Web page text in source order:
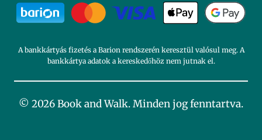
A bankkártyás fizetés a Barion rendszerén keresztül valósul meg. A
bankkártya adatok a kereskedőhöz nem jutnak el.
© 2026 Book and Walk. Minden jog fenntartva.